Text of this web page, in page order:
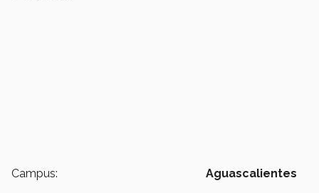
Campus: Aguascalientes